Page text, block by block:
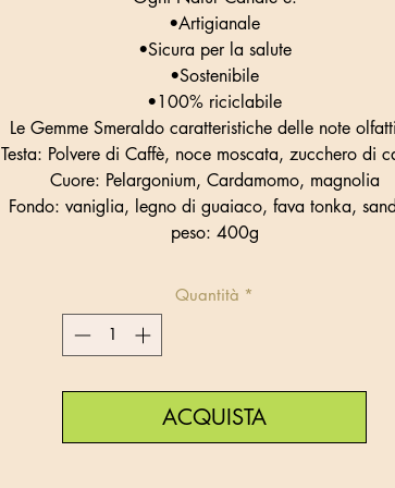
•Artigianale
•Sicura per la salute
•Sostenibile
•100% riciclabile
Le Gemme Smeraldo caratteristiche delle note
Testa: Polvere di Caffè, noce moscata, zucchero di
Cuore: Pelargonium, Cardamomo, magnolia
Fondo: vaniglia, legno di guaiaco, fava tonka,
peso: 400g
Quantità *
ACQUISTA